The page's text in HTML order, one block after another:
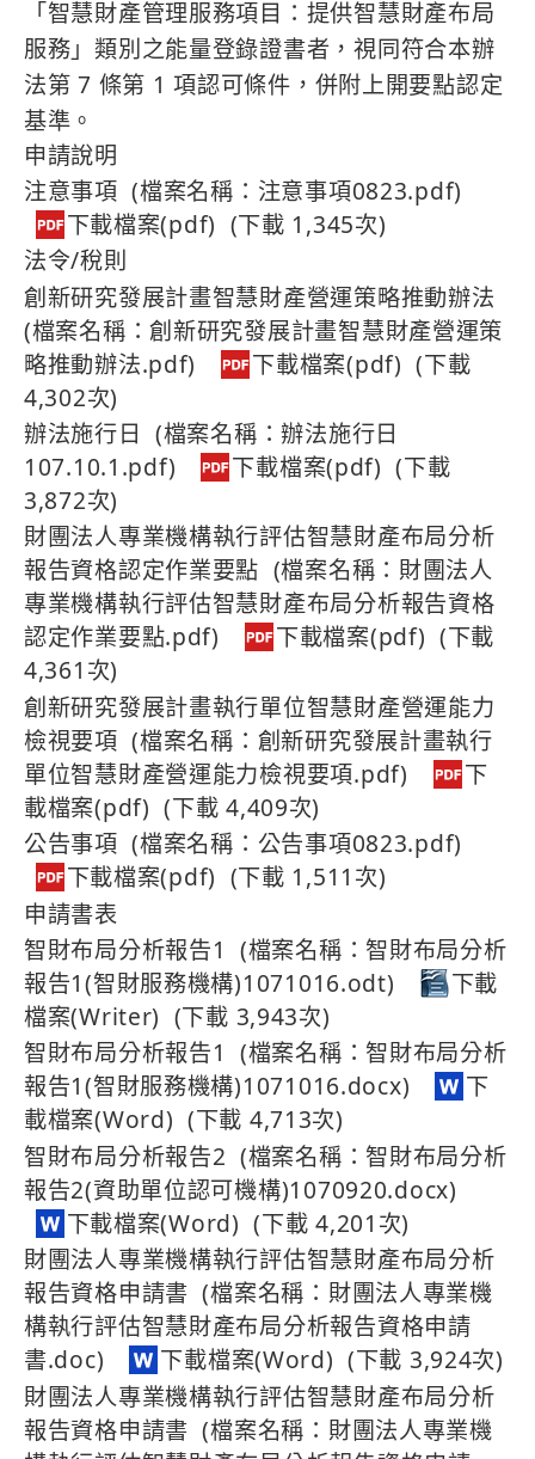
「智慧財產管理服務項目：提供智慧財產布局
服務」類別之能量登錄證書者，視同符合本辦
法第 7 條第 1 項認可條件，併附上開要點認定
基準。
申請說明
注意事項 (檔案名稱：注意事項0823.pdf)
(下載 1,345次)
法令/稅則
創新研究發展計畫智慧財產營運策略推動辦法
(檔案名稱：創新研究發展計畫智慧財產營運策
略推動辦法.pdf)
(下載
4,302次)
辦法施行日 (檔案名稱：辦法施行日
107.10.1.pdf)
(下載
3,872次)
財團法人專業機構執行評估智慧財產布局分析
報告資格認定作業要點 (檔案名稱：財團法人
專業機構執行評估智慧財產布局分析報告資格
認定作業要點.pdf)
(下載
4,361次)
創新研究發展計畫執行單位智慧財產營運能力
檢視要項 (檔案名稱：創新研究發展計畫執行
單位智慧財產營運能力檢視要項.pdf)
(下載 4,409次)
公告事項 (檔案名稱：公告事項0823.pdf)
(下載 1,511次)
申請書表
智財布局分析報告1 (檔案名稱：智財布局分析
報告1(智財服務機構)1071016.odt)
(下載 3,943次)
智財布局分析報告1 (檔案名稱：智財布局分析
報告1(智財服務機構)1071016.docx)
(下載 4,713次)
智財布局分析報告2 (檔案名稱：智財布局分析
報告2(資助單位認可機構)1070920.docx)
(下載 4,201次)
財團法人專業機構執行評估智慧財產布局分析
報告資格申請書 (檔案名稱：財團法人專業機
構執行評估智慧財產布局分析報告資格申請
書.doc)
(下載 3,924次)
財團法人專業機構執行評估智慧財產布局分析
報告資格申請書 (檔案名稱：財團法人專業機